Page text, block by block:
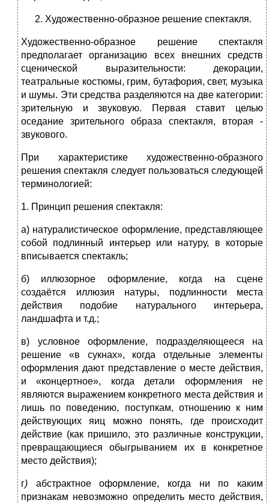
Художественно-образное решение спектакля.
Художественно-образное решение спектакля
предполагает организацию всех внешних средств
сценической выразительности: декорации,
театральные костюмы, грим, бутафория, свет, музыка
и шумы. Эти средства разделяются на две категории:
зрительную и звуковую. Первая ставит целью
оседание зрительного образа спектакля, вторая -
звукового.
При характеристике художественно-образного
решения спектакля следует пользоваться следующей
терминологией:
1. Принцип решения спектакля:
а) натуралистическое оформление, представляющее
собой подлинный интерьер или натуру, в которые
вписывается спектакль;
б) иллюзорное оформление, когда на сцене
создаётся иллюзия натуры, подлинности места
действия подобие натурального интерьера,
ландшафта и т.д.;
в) условное оформление, подразделяющееся на
решение «в сукнах», когда отдельные элементы
оформления дают представление о месте действия,
и «концертное», когда детали оформления не
являются выражением конкретного места действия и
лишь по поведению, поступкам, отношению к ним
действующих яиц можно понять, где происходит
действие (как пришило, это различные конструкции,
превращающиеся обыгрыванием их в конкретное
место действия);
г) абстрактное оформление, когда ни по каким
признакам невозможно определить место действия,